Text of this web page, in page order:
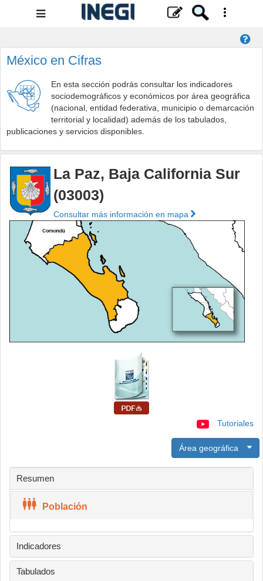
Menú
México en Cifras
En esta sección podrás consultar los indicadores
sociodemográficos y económicos por área geográfica
(nacional, entidad federativa, municipio o demarcación
territorial y localidad) además de los tabulados,
publicaciones y servicios disponibles.
La Paz, Baja California Sur
(03003)
Consultar más información en mapa
Tutoriales
Área geográfica
Resumen
Población
Indicadores
Tabulados